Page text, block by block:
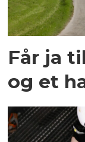
Får ja
og et